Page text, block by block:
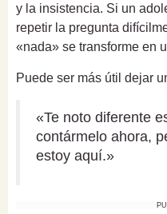
y la insistencia. Si un
repetir la pregunta
«nada» se transforme en
Puede ser más útil dejar
«Te noto diferente
contármelo ahora,
estoy aquí.»